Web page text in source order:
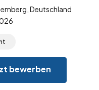
Deutschland
bewerben